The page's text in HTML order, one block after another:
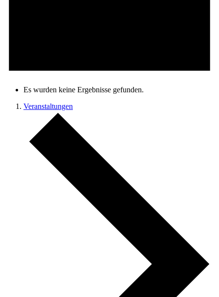
Es wurden keine Ergebnisse gefunden.
Veranstaltungen